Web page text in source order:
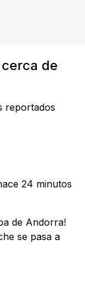
de
reportados
24 minutos
de Andorra!
se pasa a